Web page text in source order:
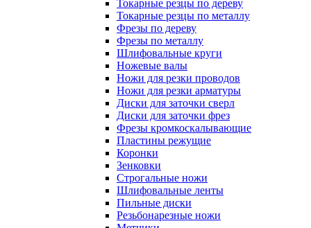
Токарные резцы по дереву
Токарные резцы по металлу
Фрезы по дереву
Фрезы по металлу
Шлифовальные круги
Ножевые валы
Ножи для резки проводов
Ножи для резки арматуры
Диски для заточки сверл
Диски для заточки фрез
Фрезы кромкоскалывающие
Пластины режущие
Коронки
Зенковки
Строгальные ножи
Шлифовальные ленты
Пильные диски
Резьбонарезные ножи